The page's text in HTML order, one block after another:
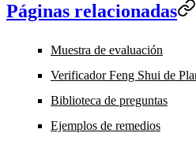
Páginas relacionadas
Muestra de evaluación
Verificador Feng Shui de
Biblioteca de preguntas
Ejemplos de remedios